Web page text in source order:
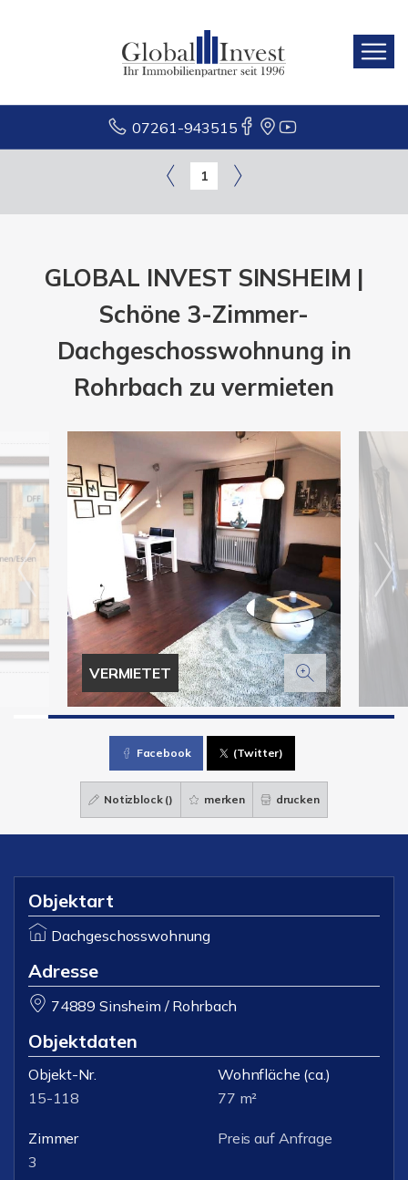
07261-943515
1
GLOBAL INVEST SINSHEIM |
Schöne 3-Zimmer-
Dachgeschosswohnung in
Rohrbach zu vermieten
VERMIETET
Facebook (Twitter)
Notizblock () merken drucken
Objektart
Dachgeschosswohnung
Adresse
74889 Sinsheim / Rohrbach
Objektdaten
Objekt-Nr.
15-118
Wohnfläche (ca.)
77 m²
Zimmer
3
Preis auf Anfrage